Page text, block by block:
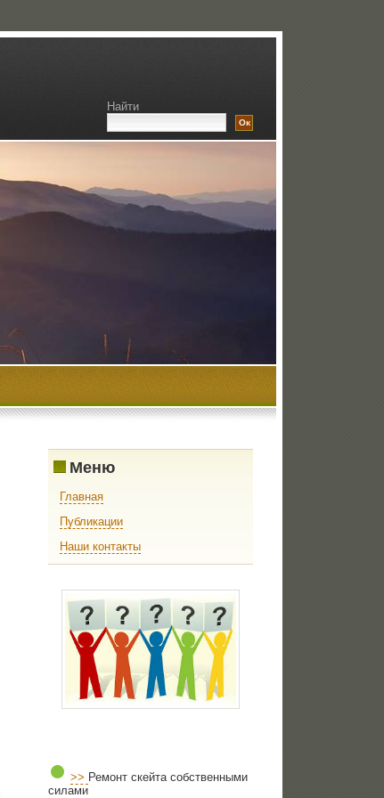
Найти
Меню
Главная
Публикации
Наши контакты
>> Ремонт скейта собственными
силами